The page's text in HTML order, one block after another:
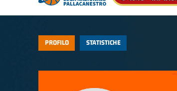
PROFILO STATISTICHE